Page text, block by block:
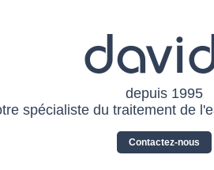
depuis 1995
spécialiste du traitement de
Contactez-nous